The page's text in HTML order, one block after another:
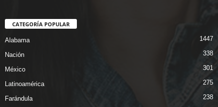
CATEGORÍA POPULAR
Alabama 1447
Nación 338
México 301
Latinoamérica 275
Farándula 238